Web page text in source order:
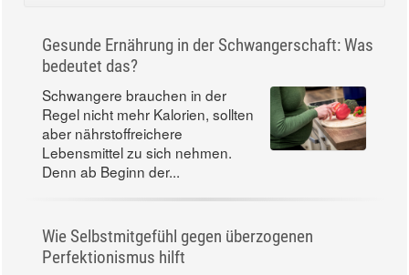
Gesunde Ernährung in der Schwangerschaft: Was
bedeutet das?
Schwangere brauchen in der
Regel nicht mehr Kalorien, sollten
aber nährstoffreichere
Lebensmittel zu sich nehmen.
Denn ab Beginn der...
Wie Selbstmitgefühl gegen überzogenen
Perfektionismus hilft